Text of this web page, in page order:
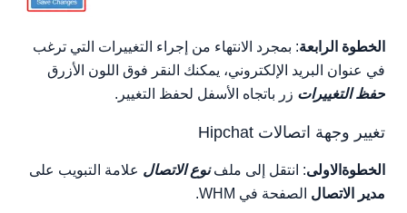
الخطوة الرابعة: بمجرد الانتهاء من إجراء التغييرات التي ترغب
في عنوان البريد الإلكتروني، يمكنك النقر فوق اللون الأزرق
حفظ التغييرات زر باتجاه الأسفل لحفظ التغيير.
تغيير وجهة اتصالات Hipchat
الخطوةالاولى: انتقل إلى ملفنوع الاتصال علامة التبويب على
مدير الاتصال الصفحة في WHM.